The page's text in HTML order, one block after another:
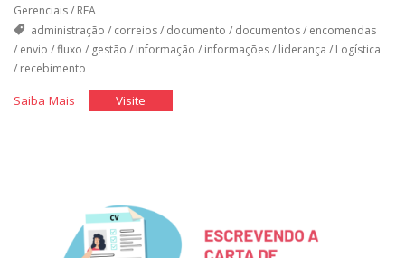
Gerenciais/ REA
administração / correios/ documento / documentos/ encomendas
/ envio /fluxo / gestão / informação / informações/ liderança / Logística
/ recebimento
Saiba Mais"Fluxo
Visite"Fluxo